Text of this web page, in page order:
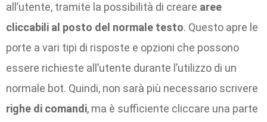
all’utente, tramite la possibilità di creare aree
cliccabili al posto del normale testo. Questo apre le
porte a vari tipi di risposte e opzioni che possono
essere richieste all’utente durante l’utilizzo di un
normale bot. Quindi, non sarà più necessario scrivere
righe di comandi, ma è sufficiente cliccare una parte